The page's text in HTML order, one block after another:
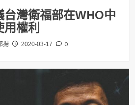
台灣衛福部在WHO中
權利
揚 2020-03-17 0